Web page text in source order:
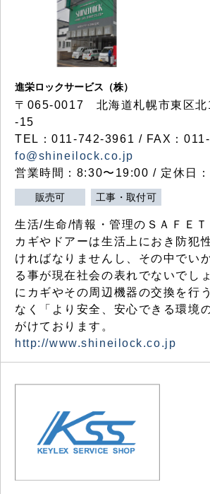
進栄ロックサービス（株）
〒065-0017 北海道札幌市東区北
-15
TEL：011-742-3961 / FAX：
fo@shineilock.co.jp
営業時間：8:30〜19:00 / 定休日：
販売可 工事・取付可
生活/生命/情報・管理のＳＡＦＥＴ
カギやドアーは生活上におき防犯
ければなりませんし、その中でい
る事が現在社会の表れでないでし
にカギやその周辺機器の交換を行
なく「より安全、安心できる環境
がけております。
http://www.shineilock.co.jp